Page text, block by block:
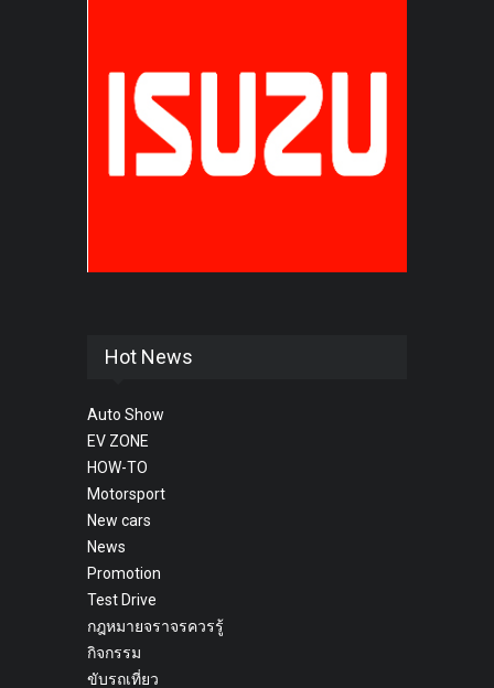
Hot News
Auto Show
EV ZONE
HOW-TO
Motorsport
New cars
News
Promotion
Test Drive
กฎหมายจราจรควรรู้
กิจกรรม
ขับรถเที่ยว